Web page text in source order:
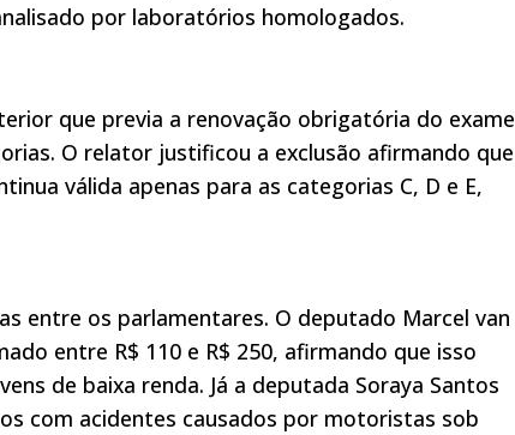
por laboratórios homologados.
que previa a renovação obrigatória do exame
O relator justificou a exclusão afirmando que
válida apenas para as categorias C, D e E,
entre os parlamentares. O deputado Marcel van
entre R$ 110 e R$ 250, afirmando que isso
de baixa renda. Já a deputada Soraya Santos
com acidentes causados por motoristas sob